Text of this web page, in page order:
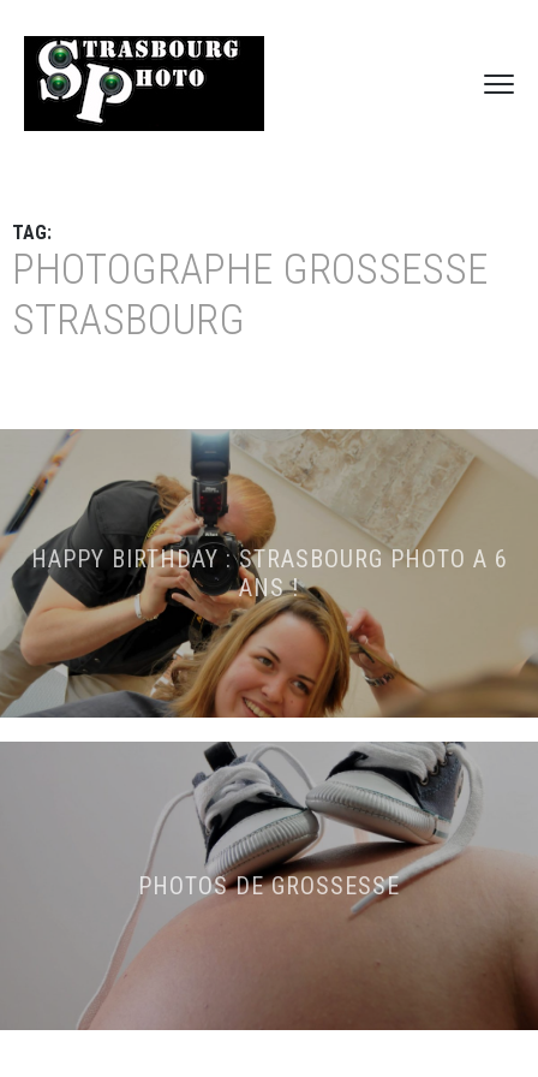
TAG:
PHOTOGRAPHE GROSSESSE
STRASBOURG
HAPPY BIRTHDAY : STRASBOURG PHOTO A 6
ANS !
PHOTOS DE GROSSESSE